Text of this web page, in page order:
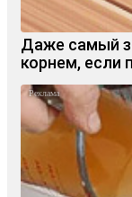
Даже самый
корнем, если